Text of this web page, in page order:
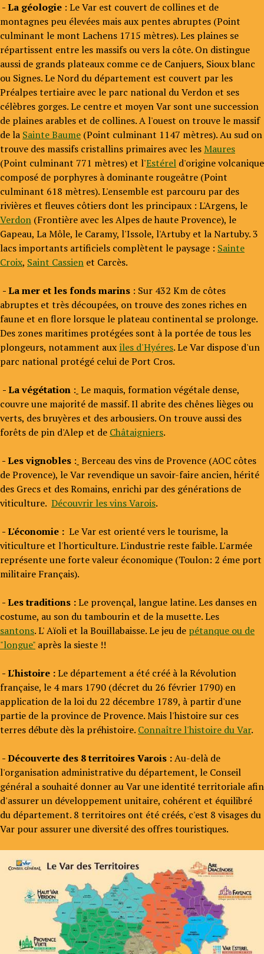
- La géologie : Le Var est couvert de collines et de
montagnes peu élevées mais aux pentes abruptes (Point
culminant le mont Lachens 1715 mètres). Les plaines se
répartissent entre les massifs ou vers la côte. On distingue
aussi de grands plateaux comme ce de Canjuers, Sioux blanc
ou Signes. Le Nord du département est couvert par les
Préalpes tertiaire avec le parc national du Verdon et ses
célèbres gorges. Le centre et moyen Var sont une succession
de plaines arables et de collines. A l'ouest on trouve le massif
de la Sainte Baume (Point culminant 1147 mètres). Au sud on
trouve des massifs cristallins primaires avec lesMaures
(Point culminant 771 mètres) et l'Estérel d'origine volcanique
composé de porphyres à dominante rougeâtre (Point
culminant 618 mètres). L'ensemble est parcouru par des
rivières et fleuves côtiers dont les principaux : L'Argens, le
Verdon (Frontière avec les Alpes de haute Provence), le
Gapeau, La Môle, le Caramy, l'Issole, l'Artuby et la Nartuby. 3
lacs importants artificiels complètent le paysage : Sainte
Croix, Saint Cassien et Carcès.
- La mer et les fonds marins : Sur 432 Km de côtes
abruptes et très découpées, on trouve des zones riches en
faune et en flore lorsque le plateau continental se prolonge.
Des zones maritimes protégées sont à la portée de tous les
plongeurs, notamment aux îles d'Hyéres. Le Var dispose d'un
parc national protégé celui de Port Cros.
- La végétation : Le maquis, formation végétale dense,
couvre une majorité de massif. Il abrite des chênes lièges ou
verts, des bruyères et des arbousiers. On trouve aussi des
forêts de pin d'Alep et de Châtaigniers.
- Les vignobles : Berceau des vins de Provence (AOC côtes
de Provence), le Var revendique un savoir-faire ancien, hérité
des Grecs et des Romains, enrichi par des générations de
viticulture. Découvrir les vins Varois.
- L'économie : Le Var est orienté vers le tourisme, la
viticulture et l'horticulture. L'industrie reste faible. L'armée
représente une forte valeur économique (Toulon: 2 éme port
militaire Français).
- Les traditions :Le provençal, langue latine. Les danses en
costume, au son du tambourin et de la musette. Les
santons. L' Aïoli et la Bouillabaisse. Le jeu de pétanque ou de
"longue" après la sieste !!
- L'histoire :Le département a été créé à la Révolution
française, le 4 mars 1790 (décret du 26 février 1790) en
application de la loi du 22 décembre 1789, à partir d'une
partie de la province de Provence. Mais l'histoire sur ces
terres débute dès la préhistoire. Connaître l'histoire du Var.
- Découverte des 8 territoires Varois :Au-delà de
l'organisation administrative du département, le Conseil
général a souhaité donner au Var une identité territoriale afin
d'assurer un développement unitaire, cohérent et équilibré
du département. 8 territoires ont été créés, c'est 8 visages du
Var pour assurer une diversité des offres touristiques.